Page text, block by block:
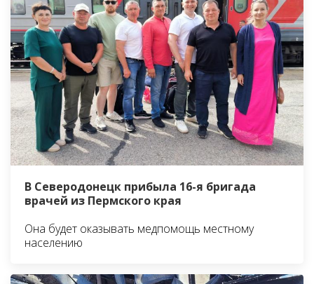
В Северодонецк прибыла 16-я бригада
врачей из Пермского края
Она будет оказывать медпомощь местному
населению